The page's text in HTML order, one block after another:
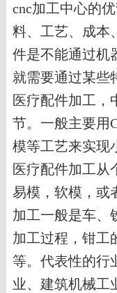
cnc加工中心的
料、工艺、成本
件是不能通过机
就需要通过某些
医疗配件加工，
节。一般主要用
模等工艺来实现
医疗配件加工从
易模，软模，或
加工一般是车、
加工过程，钳工
等。代表性的行
业、建筑机械工